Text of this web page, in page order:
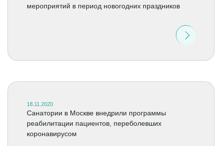
мероприятий в период новогодних праздников
18.11.2020
Санатории в Москве внедрили программы
реабилитации пациентов, переболевших
коронавирусом